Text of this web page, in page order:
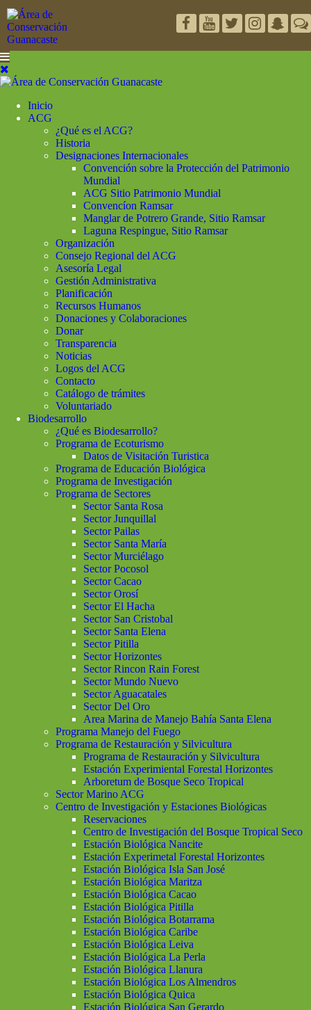
Inicio
ACG
¿Qué es el ACG?
Historia
Designaciones Internacionales
Convención sobre la Protección del Patrimonio
Mundial
ACG Sitio Patrimonio Mundial
Convencíon Ramsar
Manglar de Potrero Grande, Sitio Ramsar
Laguna Respingue, Sitio Ramsar
Organización
Consejo Regional del ACG
Asesoría Legal
Gestión Administrativa
Planificación
Recursos Humanos
Donaciones y Colaboraciones
Donar
Transparencia
Noticias
Logos del ACG
Contacto
Catálogo de trámites
Voluntariado
Biodesarrollo
¿Qué es Biodesarrollo?
Programa de Ecoturismo
Datos de Visitación Turistica
Programa de Educación Biológica
Programa de Investigación
Programa de Sectores
Sector Santa Rosa
Sector Junquillal
Sector Pailas
Sector Santa María
Sector Murciélago
Sector Pocosol
Sector Cacao
Sector Orosí
Sector El Hacha
Sector San Cristobal
Sector Santa Elena
Sector Pitilla
Sector Horizontes
Sector Rincon Rain Forest
Sector Mundo Nuevo
Sector Aguacatales
Sector Del Oro
Area Marina de Manejo Bahía Santa Elena
Programa Manejo del Fuego
Programa de Restauración y Silvicultura
Programa de Restauración y Silvicultura
Estación Experimiental Forestal Horizontes
Arboretum de Bosque Seco Tropical
Sector Marino ACG
Centro de Investigación y Estaciones Biológicas
Reservaciones
Centro de Investigación del Bosque Tropical Seco
Estación Biológica Nancite
Estación Experimetal Forestal Horizontes
Estación Biológica Isla San José
Estación Biológica Maritza
Estación Biológica Cacao
Estación Biológica Pitilla
Estación Biológica Botarrama
Estación Biológica Caribe
Estación Biológica Leiva
Estación Biológica La Perla
Estación Biológica Llanura
Estación Biológica Los Almendros
Estación Biológica Quica
Estación Biológica San Gerardo